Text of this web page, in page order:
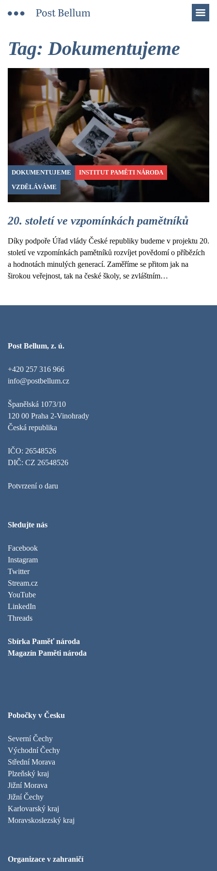
Tag: Dokumentujeme
DOKUMENTUJEME INSTITUT PAMĚTI NÁRODA
VZDĚLÁVÁME
20. století ve vzpomínkách pamětníků
Díky podpoře Úřad vlády České republiky budeme v projektu 20.
století ve vzpomínkách pamětníků rozvíjet povědomí o příbězích
a hodnotách minulých generací. Zaměříme se přitom jak na
širokou veřejnost, tak na české školy, se zvláštním…
Post Bellum, z. ú.
+420 257 316 966
info@postbellum.cz
Španělská 1073/10
120 00 Praha 2-Vinohrady
Česká republika
IČO: 26548526
DIČ: CZ 26548526
Potvrzení o daru
Sledujte nás
Facebook
Instagram
Twitter
Stream.cz
YouTube
LinkedIn
Threads
Sbírka Paměť národa
Magazín Paměti národa
Pobočky v Česku
Severní Čechy
Východní Čechy
Střední Morava
Plzeňský kraj
Jižní Morava
Jižní Čechy
Karlovarský kraj
Moravskoslezský kraj
Organizace v zahraničí